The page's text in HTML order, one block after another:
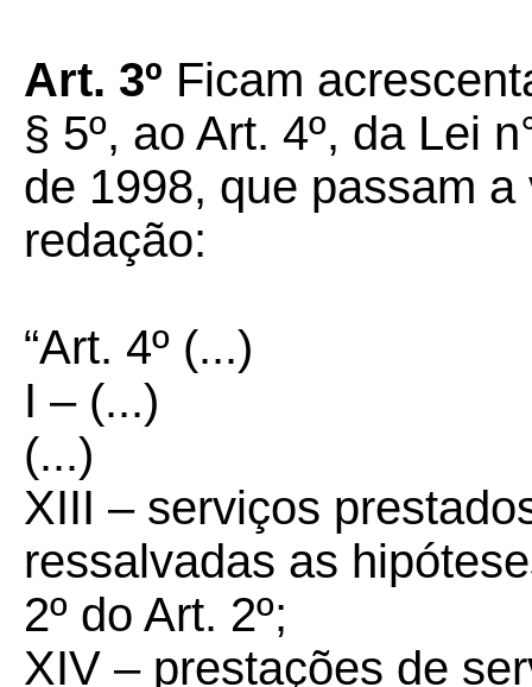
Art. 3º Ficam
§ 5º, ao Art. 4º, da Lei
de 1998, que passam
redação:
“Art. 4º (...)
I – (...)
(...)
XIII – serviços
ressalvadas as
2º do Art. 2º;
XIV – prestações de